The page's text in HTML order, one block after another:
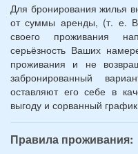
Для бронирования жилья
от суммы аренды, (т. е.
своего проживания
серьёзность Ваших
проживания и не
забронированный
оставляют его себе в
выгоду и сорванный
Правила проживания: